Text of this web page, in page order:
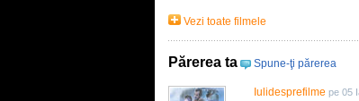
Vezi toate filmele
Părerea ta Spune-ţi părerea
Iulidesprefilme pe 05